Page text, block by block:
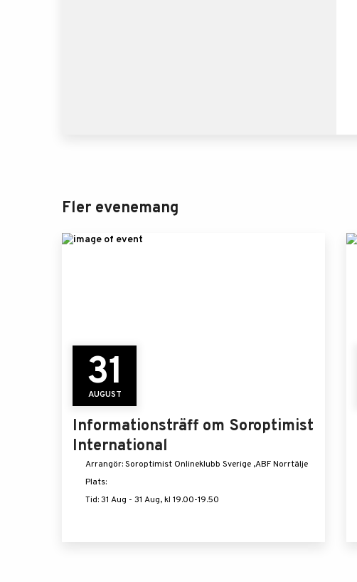
Fler evenemang
31
AUGUST
Informationsträff om Soroptimist
International
Arrangör: Soroptimist Onlineklubb Sverige ,ABF Norrtälje
Plats:
Tid: 31 Aug - 31 Aug, kl 19.00-19.50